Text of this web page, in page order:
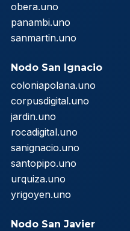
obera.uno
panambi.uno
sanmartin.uno
Nodo San Ignacio
coloniapolana.uno
corpusdigital.uno
jardin.uno
rocadigital.uno
sanignacio.uno
santopipo.uno
urquiza.uno
yrigoyen.uno
Nodo San Javier